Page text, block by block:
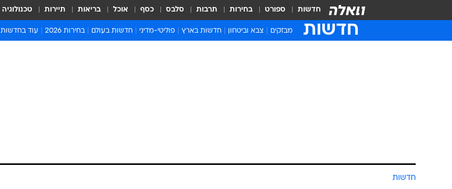
חדשות ספורט בחירות תרבות סלבס כסף אוכל בריאות תיירות טכנולוגיה
חדשות מבזקים צבא וביטחון חדשות בארץ פוליטי-מדיני חדשות בעולם בחירות 2026 עוד בחדשות
חדשות